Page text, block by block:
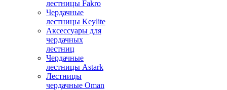
лестницы Fakro
Чердачные
лестницы Keylite
Аксессуары для
чердачных
лестниц
Чердачные
лестницы Astark
Лестницы
чердачные Oman